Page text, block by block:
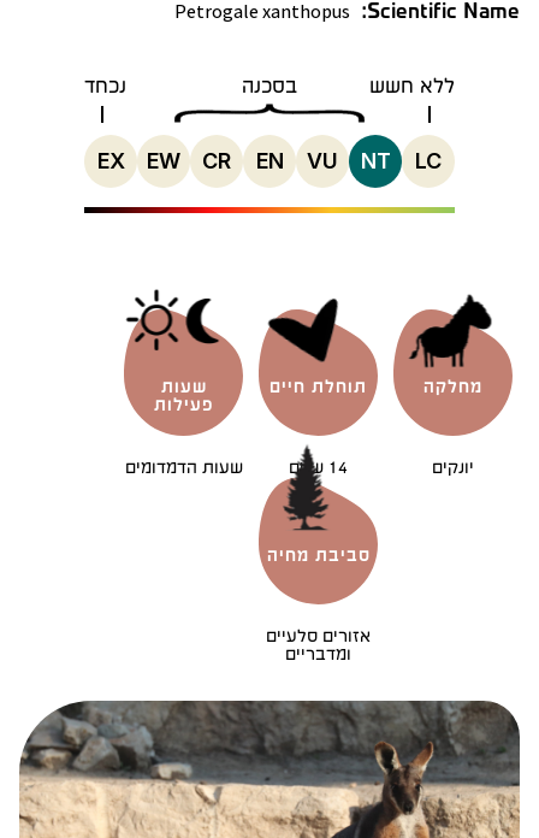
Scientific Name:
ללא חשש בסכנה נכחד
LC
NT
VU
EN
CR
EW
EX
מחלקה
יונקים
תוחלת חיים
14 שנים
שעות
פעילות
שעות הדמדומים
סביבת מחיה
אזורים סלעיים
ומדבריים